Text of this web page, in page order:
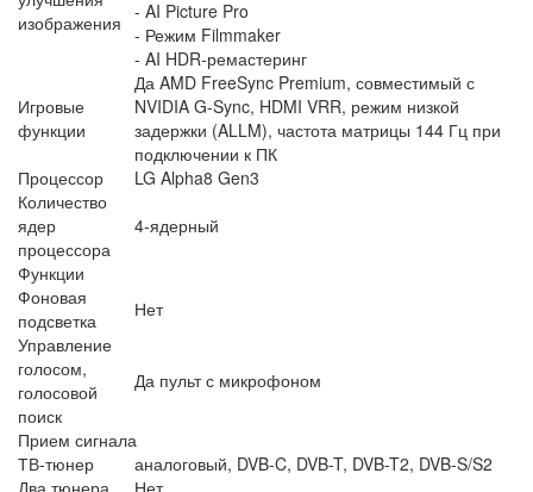
изображения - AI Picture Pro
- Режим Filmmaker
- AI HDR-ремастеринг
Игровые
функции
Да AMD FreeSync Premium, совместимый с
NVIDIA G-Sync, HDMI VRR, режим низкой
задержки (ALLM), частота матрицы 144 Гц при
подключении к ПК
Процессор
LG Alpha8 Gen3
Количество
ядер
процессора
4-ядерный
Функции
Фоновая
подсветка
Нет
Управление
голосом,
голосовой
поиск
Да пульт с микрофоном
Прием сигнала
ТВ-тюнер
аналоговый, DVB-C, DVB-T, DVB-T2, DVB-S/S2
Два тюнера
Нет